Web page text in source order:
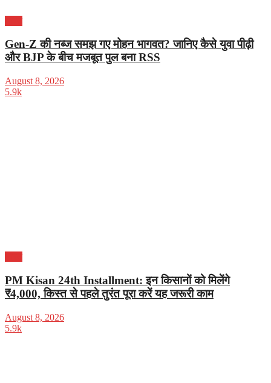
Gen-Z की नब्ज समझ गए मोहन भागवत? जानिए कैसे युवा पीढ़ी
और BJP के बीच मजबूत पुल बना RSS
August 8, 2026
5.9k
PM Kisan 24th Installment: इन किसानों को मिलेंगे
₹4,000, किस्त से पहले तुरंत पूरा करें यह जरूरी काम
August 8, 2026
5.9k